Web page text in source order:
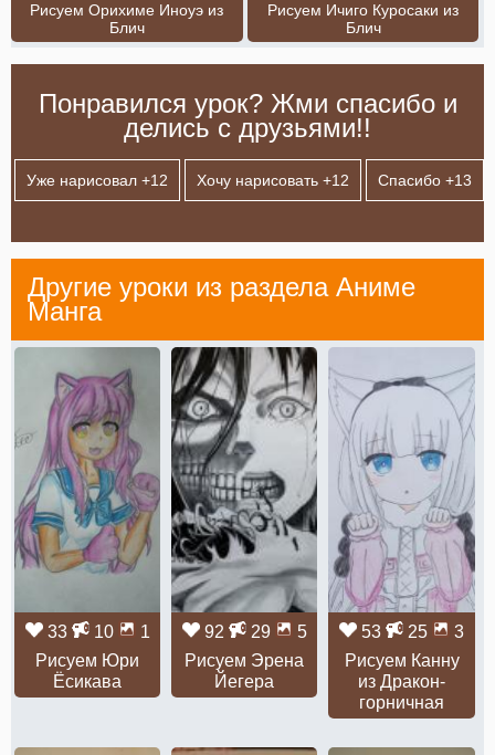
Рисуем Орихиме Иноуэ из
Блич
Рисуем Ичиго Куросаки из
Блич
Понравился урок? Жми спасибо и
делись с друзьями!!
Уже нарисовал +12 Хочу нарисовать +12 Спасибо +13
Другие уроки из раздела Аниме
Манга
33 10
1
Рисуем Юри
Ёсикава
92 29
5
Рисуем Эрена
Йегера
53 25
3
Рисуем Канну
из Дракон-
горничная